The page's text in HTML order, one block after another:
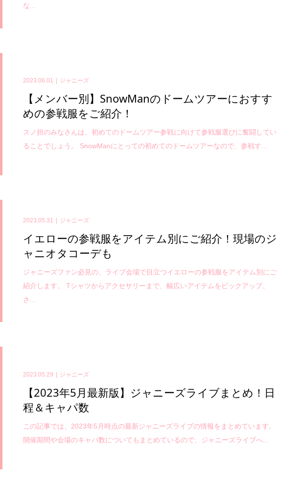
な...
2023.06.01 ジャニーズ
【メンバー別】SnowManのドームツアーにおすす
めの参戦服をご紹介！
スノ担のみなさんは、初めてのドームツアー参戦に向けて参戦服選びに奮闘してい
ることでしょう。 SnowManにとっての初めてのドームツアーなので、参戦す...
2023.05.31 ジャニーズ
イエローの参戦服をアイテム別にご紹介！現場のジ
ャニオタコーデも
ジャニーズファン必見の、ライブ会場で目立つイエローの参戦服をアイテム別にご
紹介します。 Tシャツからアクセサリーまで、幅広いアイテムをピックアップ。
さ...
2023.05.29 ジャニーズ
【2023年5月最新版】ジャニーズライブまとめ！日
程＆キャパ数
この記事では、2023年5月時点の最新ジャニーズライブの情報をまとめています。
開催期間や会場のキャパ数についてもまとめているので、ジャニーズライブへ...